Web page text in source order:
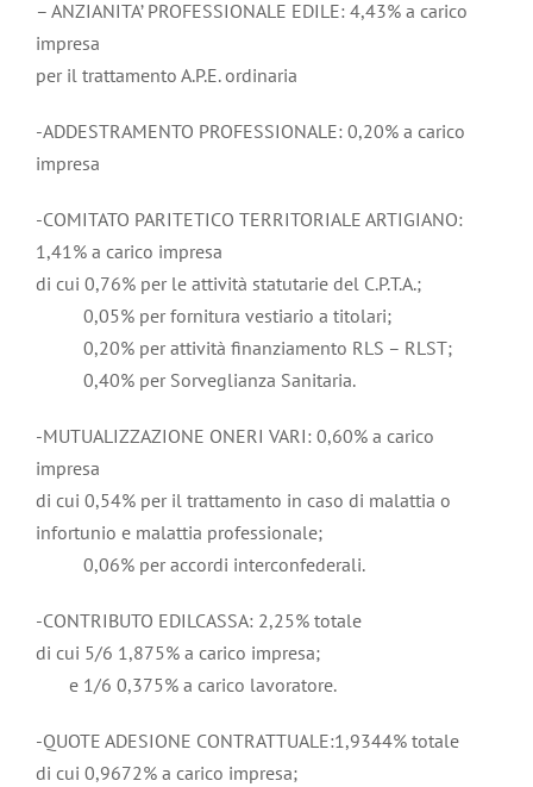
– ANZIANITA’ PROFESSIONALE EDILE: 4,43% a carico
impresa
per il trattamento A.P.E. ordinaria
-ADDESTRAMENTO PROFESSIONALE: 0,20% a carico
impresa
-COMITATO PARITETICO TERRITORIALE ARTIGIANO:
1,41% a carico impresa
di cui 0,76% per le attività statutarie del C.P.T.A.;
0,05% per fornitura vestiario a titolari;
0,20% per attività finanziamento RLS – RLST;
0,40% per Sorveglianza Sanitaria.
-MUTUALIZZAZIONE ONERI VARI: 0,60% a carico
impresa
di cui 0,54% per il trattamento in caso di malattia o
infortunio e malattia professionale;
0,06% per accordi interconfederali.
-CONTRIBUTO EDILCASSA: 2,25% totale
di cui 5/6 1,875% a carico impresa;
e 1/6 0,375% a carico lavoratore.
-QUOTE ADESIONE CONTRATTUALE:1,9344% totale
di cui 0,9672% a carico impresa;